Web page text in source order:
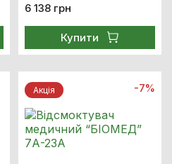
6 138 грн
Купити
Акцiя -7%